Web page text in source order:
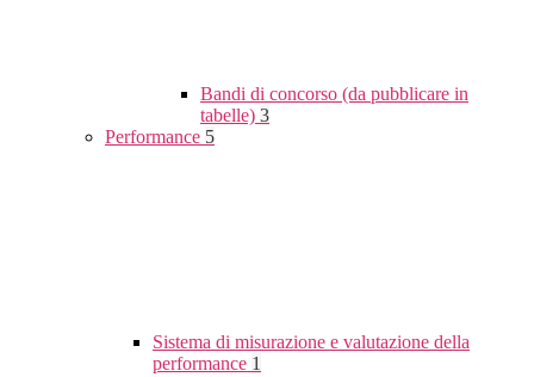
Bandi di concorso (da pubblicare in
tabelle) 3
Performance 5
Sistema di misurazione e valutazione della
performance 1